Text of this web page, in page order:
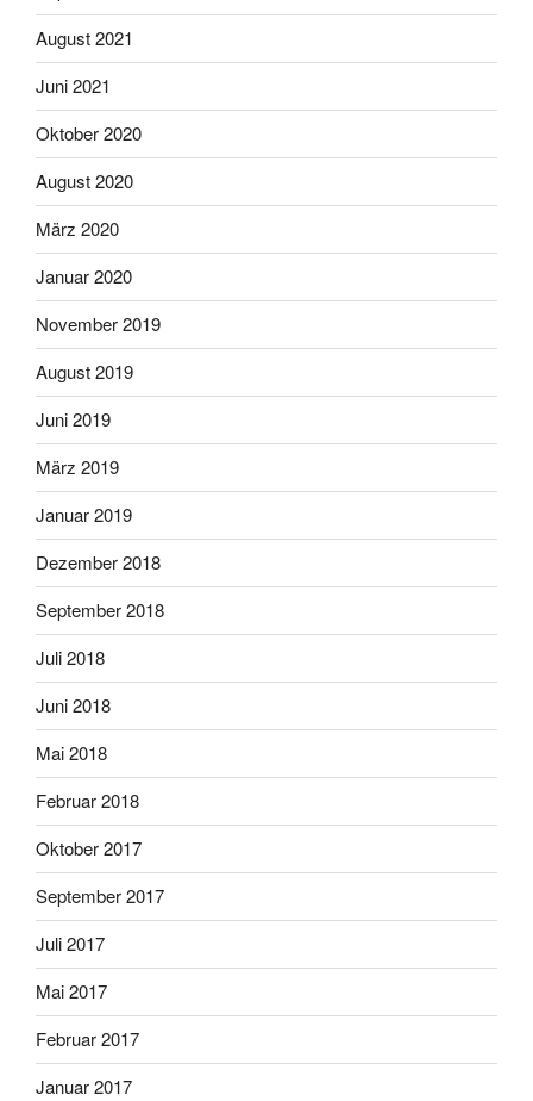
August 2021
Juni 2021
Oktober 2020
August 2020
März 2020
Januar 2020
November 2019
August 2019
Juni 2019
März 2019
Januar 2019
Dezember 2018
September 2018
Juli 2018
Juni 2018
Mai 2018
Februar 2018
Oktober 2017
September 2017
Juli 2017
Mai 2017
Februar 2017
Januar 2017